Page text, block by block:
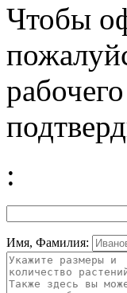
Чтобы
:
Имя, Фамилия: